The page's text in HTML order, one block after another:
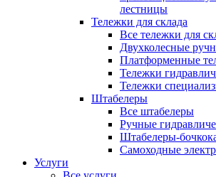
лестницы
Тележки для склада
Все тележки для
Двухколесные
Платформенные
Тележки
Тележки
Штабелеры
Все штабелеры
Ручные
Штабелеры-
Самоходные
Услуги